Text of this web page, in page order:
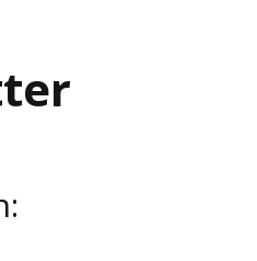
Projektové řízení